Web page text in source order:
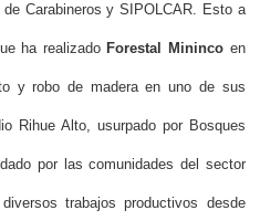
Carabineros y SIPOLCAR. Esto a
ha realizado Forestal Mininco en
y robo de madera en uno de sus
Rihue Alto, usurpado por Bosques
por las comunidades del sector
trabajos productivos desde